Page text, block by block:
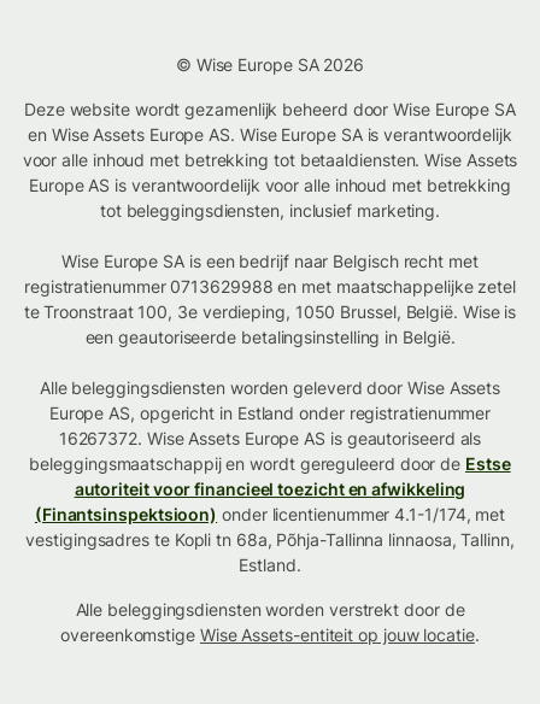
© Wise Europe SA 2026
Deze website wordt gezamenlijk beheerd door Wise Europe SA
en Wise Assets Europe AS. Wise Europe SA is verantwoordelijk
voor alle inhoud met betrekking tot betaaldiensten. Wise Assets
Europe AS is verantwoordelijk voor alle inhoud met betrekking
tot beleggingsdiensten, inclusief marketing.
Wise Europe SA is een bedrijf naar Belgisch recht met
registratienummer 0713629988 en met maatschappelijke zetel
te Troonstraat 100, 3e verdieping, 1050 Brussel, België. Wise is
een geautoriseerde betalingsinstelling in België.
Alle beleggingsdiensten worden geleverd door Wise Assets
Europe AS, opgericht in Estland onder registratienummer
16267372. Wise Assets Europe AS is geautoriseerd als
beleggingsmaatschappij en wordt gereguleerd door de Estse
autoriteit voor financieel toezicht en afwikkeling
(Finantsinspektsioon) onder licentienummer 4.1-1/174, met
vestigingsadres te Kopli tn 68a, Põhja-Tallinna linnaosa, Tallinn,
Estland.
Alle beleggingsdiensten worden verstrekt door de
overeenkomstige Wise Assets-entiteit op jouw locatie.